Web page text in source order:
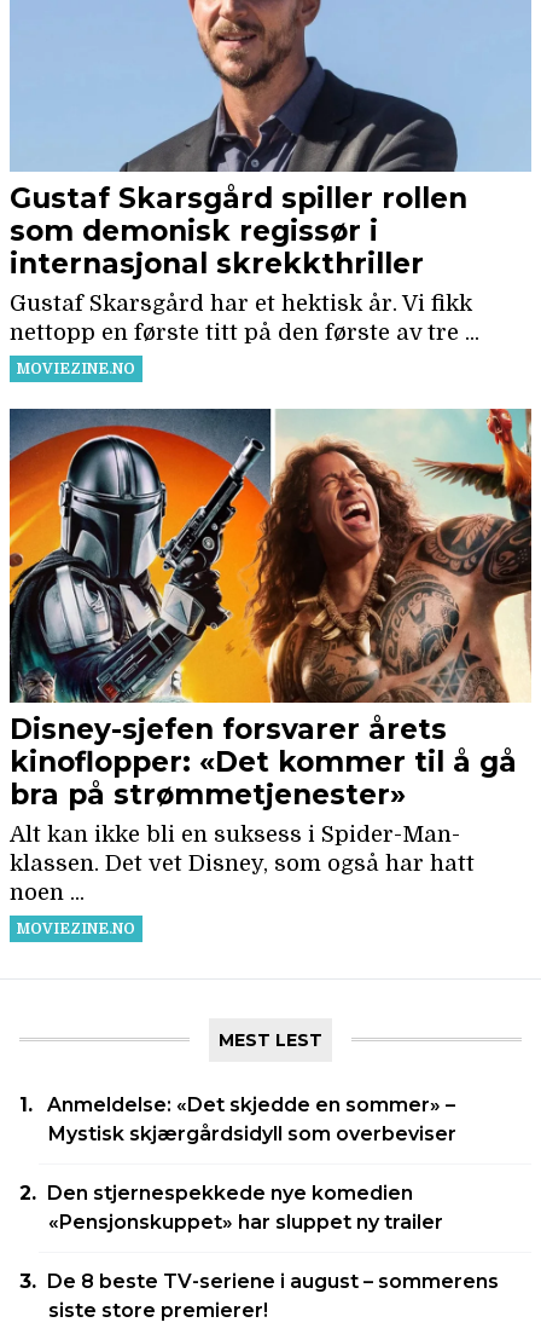
MEST LEST
Anmeldelse: «Det skjedde en sommer» –
Mystisk skjærgårdsidyll som overbeviser
Den stjernespekkede nye komedien
«Pensjonskuppet» har sluppet ny trailer
De 8 beste TV-seriene i august – sommerens
siste store premierer!